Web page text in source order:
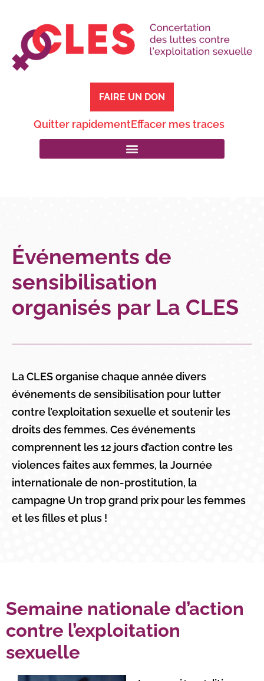
FAIRE UN DON
Quitter rapidementEffacer mes traces
Événements de
sensibilisation
organisés par La CLES
La CLES organise chaque année divers
événements de sensibilisation pour lutter
contre l’exploitation sexuelle et soutenir les
droits des femmes. Ces événements
comprennent les 12 jours d’action contre les
violences faites aux femmes, la Journée
internationale de non-prostitution, la
campagne Un trop grand prix pour les femmes
et les filles et plus !
Semaine nationale d’action
contre l’exploitation
sexuelle